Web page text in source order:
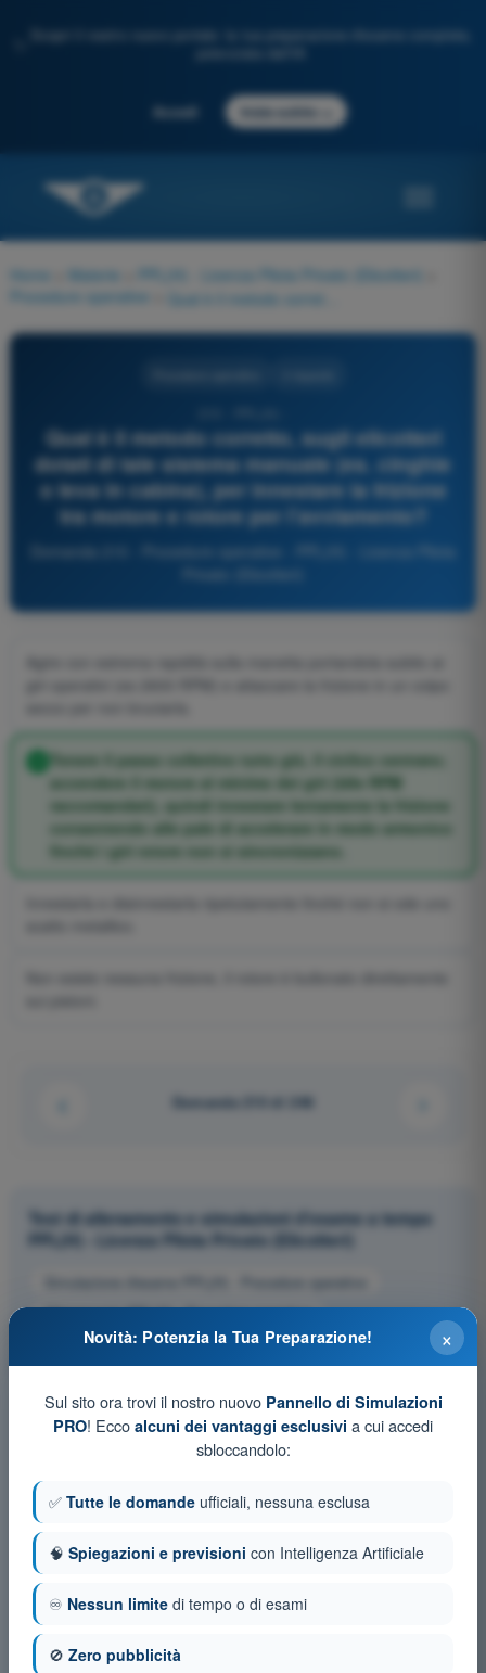
Scopri il nostro nuovo portale: la tua preparazione d'esame completa,
Accedi Inizia subito
Home Materie PPL(H) - Licenza Pilota Privato (Elicotteri)
Procedure operative
Qual è il metodo corretto, sugli elicotteri
dotati di tale sistema manuale (es. cinghie
o leva in cabina), per innestare la frizione
tra motore e rotore per l'avviamento?
Tenere il passo collettivo tutto giù, il ciclico centrato;
accendere il motore al minimo dei giri (Idle RPM
raccomandati), quindi innestare lentamente la frizione
consentendo alle pale di accelerare in modo armonico
finché i giri rotore non si sincronizzano.
Domanda 210 di 246
Test di allenamento e simulazioni d'esame a tempo
PPL(H) - Licenza Pilota Privato (Elicotteri)
Simulazione d'esame PPL(H) - Procedure operative
Allenamento PPL(H) - Procedure operative
Esame in PDF PPL(H) - Procedure operative
×
Novità: Potenzia la Tua Preparazione!
Sul sito ora trovi il nostro nuovo Pannello di Simulazioni
PRO! Ecco alcuni dei vantaggi esclusivi a cui accedi
sbloccandolo:
✅ Tutte le domande ufficiali, nessuna esclusa
🧠 Spiegazioni e previsioni con Intelligenza Artificiale
♾️ Nessun limite di tempo o di esami
🚫 Zero pubblicità